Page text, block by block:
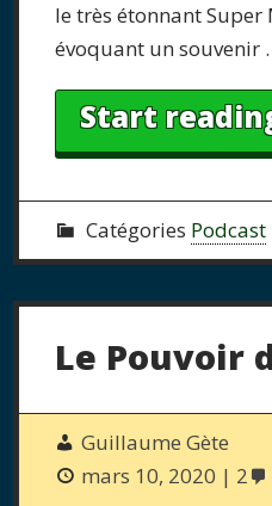
le très étonnant
évoquant un souvenir
Start
Catégories Podcast
Le Pouvoir
Guillaume Gète
mars 10, 2020
2